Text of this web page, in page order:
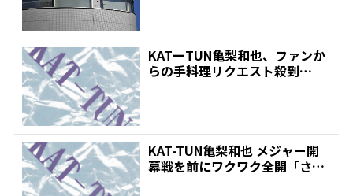
KATーTUN亀梨和也、ファンか
らの手料理リクエスト殺到
KAT-TUN亀梨和也 メジャー開
幕戦を前にワクワク全開「さぁ